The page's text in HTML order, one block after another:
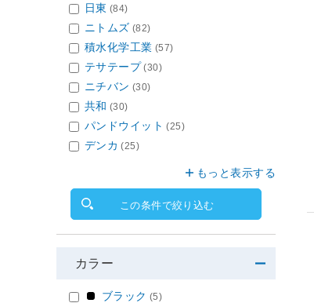
日東 (84)
ニトムズ (82)
積水化学工業 (57)
テサテープ (30)
ニチバン (30)
共和 (30)
パンドウイット (25)
デンカ (25)
もっと表示する
この条件で絞り込む
カラー
ブラック (5)